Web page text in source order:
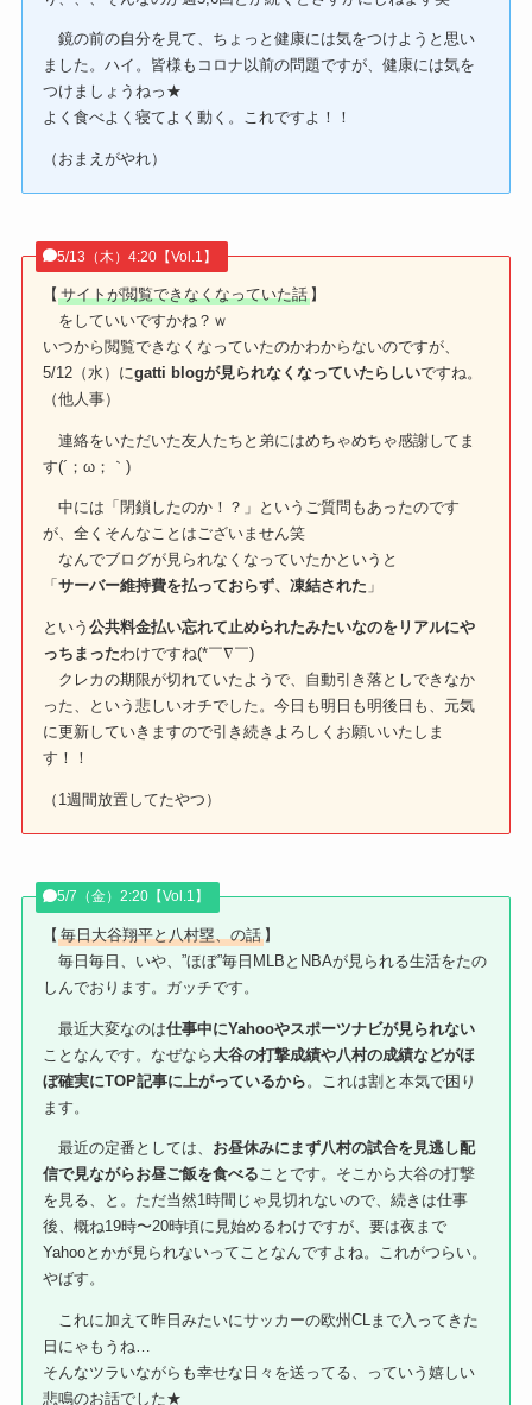
鏡の前の自分を見て、ちょっと健康には気をつけようと思い
ました。ハイ。皆様もコロナ以前の問題ですが、健康には気を
つけましょうねっ★
よく食べよく寝てよく動く。これですよ！！
（おまえがやれ）
5/13（木）4:20【Vol.1】
【サイトが閲覧できなくなっていた話 】
をしていいですかね？ｗ
いつから閲覧できなくなっていたのかわからないのですが、
5/12（水）にgatti blogが見られなくなっていたらしいですね。
（他人事）
連絡をいただいた友人たちと弟にはめちゃめちゃ感謝してま
す(´；ω；｀)
中には「閉鎖したのか！？」というご質問もあったのです
が、全くそんなことはございません笑
なんでブログが見られなくなっていたかというと
「サーバー維持費を払っておらず、凍結された 」
という公共料金払い忘れて止められたみたいなのをリアルにや
っちまったわけですね(*￣∇￣)
クレカの期限が切れていたようで、自動引き落としできなか
った、という悲しいオチでした。今日も明日も明後日も、元気
に更新していきますので引き続きよろしくお願いいたしま
す！！
（1週間放置してたやつ）
5/7（金）2:20【Vol.1】
【毎日大谷翔平と八村塁、の話 】
毎日毎日、いや、”ほぼ”毎日MLBとNBAが見られる生活をたの
しんでおります。ガッチです。
最近大変なのは仕事中にYahooやスポーツナビが見られない
ことなんです。なぜなら大谷の打撃成績や八村の成績などがほ
ぼ確実にTOP記事に上がっているから 。これは割と本気で困り
ます。
最近の定番としては、 お昼休みにまず八村の試合を見逃し配
信で見ながらお昼ご飯を食べることです。そこから大谷の打撃
を見る、と。ただ当然1時間じゃ見切れないので、続きは仕事
後、概ね19時〜20時頃に見始めるわけですが、要は夜まで
Yahooとかが見られないってことなんですよね。これがつらい。
やばす。
これに加えて昨日みたいにサッカーの欧州CLまで入ってきた
日にゃもうね…
そんなツラいながらも幸せな日々を送ってる、っていう嬉しい
悲鳴のお話でした★